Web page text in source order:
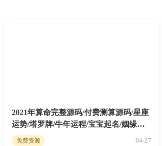
2021年算命完整源码/付费测算源码/星座
运势/塔罗牌/牛年运程/宝宝起名/姻缘最
新php程序
免费资源 04-27